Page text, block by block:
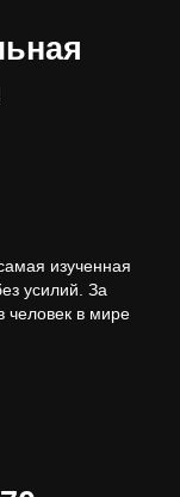
изученная
усилий. За
человек в мире